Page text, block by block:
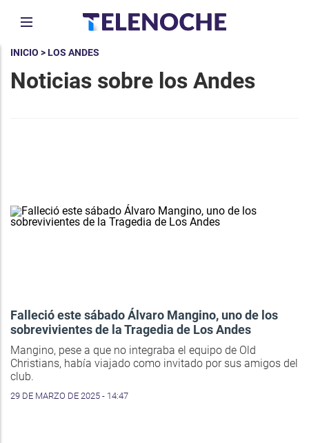
INICIO > LOS ANDES
Noticias sobre los Andes
Falleció este sábado Álvaro Mangino, uno de los
sobrevivientes de la Tragedia de Los Andes
Mangino, pese a que no integraba el equipo de Old
Christians, había viajado como invitado por sus amigos del
club.
29 DE MARZO DE 2025 - 14:47